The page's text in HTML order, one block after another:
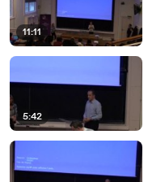
11:11
5:42